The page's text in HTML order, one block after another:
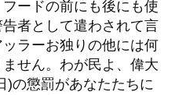
ードの前にも後にも使
者として遣わされて言
ラーお独りの他には何
せん。わが民よ、偉大
)の懲罰があなたたちに